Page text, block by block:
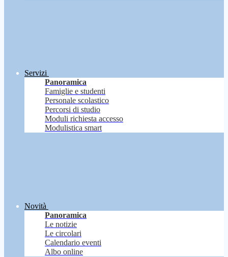
Servizi
Panoramica
Famiglie e studenti
Personale scolastico
Percorsi di studio
Moduli richiesta accesso
Modulistica smart
Novità
Panoramica
Le notizie
Le circolari
Calendario eventi
Albo online